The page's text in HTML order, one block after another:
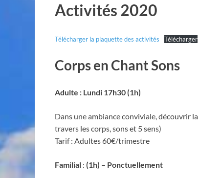
Activités 2020
Télécharger la plaquette des activités Télécharger
Corps en Chant Sons
Adulte : Lundi 17h30 (1h)
Dans une ambiance conviviale, découvrir
travers les corps, sons et 5 sens)
Tarif : Adultes 60€/trimestre
Familial : (1h) – Ponctuellement